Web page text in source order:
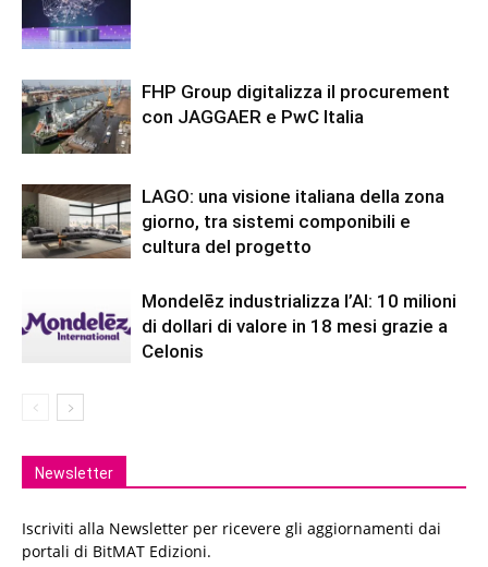
FHP Group digitalizza il procurement
con JAGGAER e PwC Italia
LAGO: una visione italiana della zona
giorno, tra sistemi componibili e
cultura del progetto
Mondelēz industrializza l’AI: 10 milioni
di dollari di valore in 18 mesi grazie a
Celonis
Newsletter
Iscriviti alla Newsletter per ricevere gli aggiornamenti dai
portali di BitMAT Edizioni.